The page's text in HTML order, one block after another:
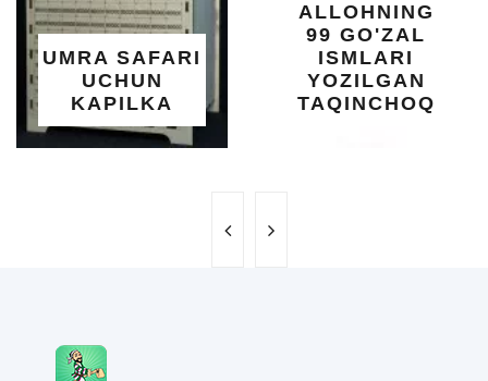
ALLOHNING
99 GO'ZAL
ISMLARI
YOZILGAN
TAQINCHOQ
UMUMIY
UCHUN
NE'MAT